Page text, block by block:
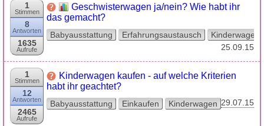
1
Stimmen
8
Antworten
1635
Aufrufe
Geschwisterwagen ja/nein? Wie habt ihr
das gemacht?
Babyausstattung Erfahrungsaustausch
Kinderwagen
25.09.15
1
Stimmen
12
Antworten
2465
Aufrufe
Kinderwagen kaufen - auf welche Kriterien
habt ihr geachtet?
Babyausstattung Einkaufen Kinderwagen 29.07.15